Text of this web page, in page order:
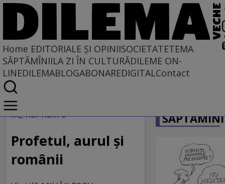
Home EDITORIALE ȘI OPINIISOCIETATETEMA
SĂPTĂMÎNIILA ZI ÎN CULTURĂDILEME ON-
LINEDILEMABLOGABONAREDIGITALContact
Home
EDITORIALE ȘI OPINII
SITUAȚIUNEA
...@hai-hui.ro
Profetul, aurul şi
românii